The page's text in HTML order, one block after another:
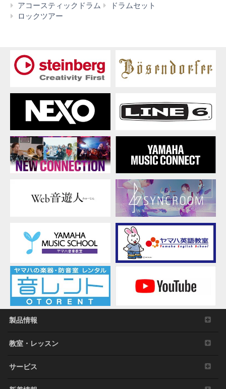
アコースティックドラム
ドラムセット
ロックツアー
製品情報
教室・レッスン
サービス